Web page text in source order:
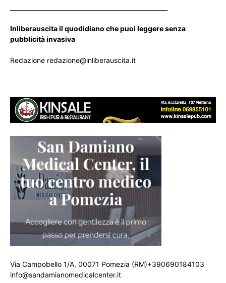
Inliberauscita il quodidiano che puoi leggere senza
pubblicità invasiva
Redazione redazione@inliberauscita.it
Via Campobello 1/A, 00071 Pomezia (RM)+390690184103
info@sandamianomedicalcenter.it